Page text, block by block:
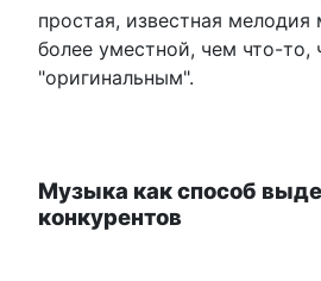
простая, известная мелодия
более уместной, чем что-то,
"оригинальным".
Музыка как способ
конкурентов